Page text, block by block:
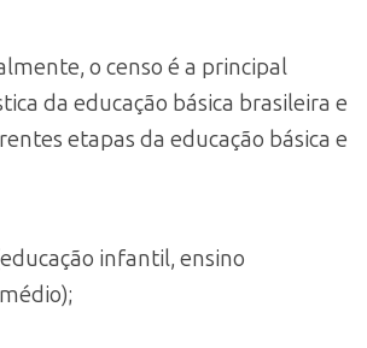
o censo é a principal
da educação básica brasileira e
etapas da educação básica e
infantil, ensino